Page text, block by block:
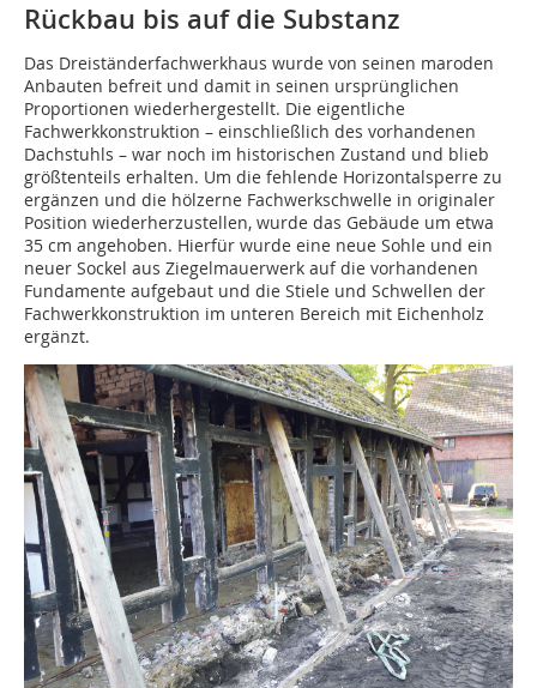
Rückbau bis auf die Substanz
Das Dreiständerfachwerkhaus wurde von seinen maroden
Anbauten befreit und damit in seinen ursprünglichen
Proportionen wiederhergestellt. Die eigentliche
Fachwerkkonstruktion – einschließlich des vorhandenen
Dachstuhls – war noch im historischen Zustand und blieb
größtenteils erhalten. Um die fehlende Horizontalsperre zu
ergänzen und die hölzerne Fachwerkschwelle in originaler
Position wiederherzustellen, wurde das Gebäude um etwa
35 cm angehoben. Hierfür wurde eine neue Sohle und ein
neuer Sockel aus Ziegelmauerwerk auf die vorhandenen
Fundamente aufgebaut und die Stiele und Schwellen der
Fachwerkkonstruktion im unteren Bereich mit Eichenholz
ergänzt.